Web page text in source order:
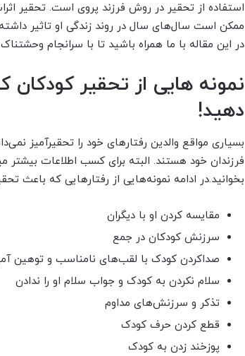
استفاده از تحقیر در روش فرزند پروی است. تحقیر
ممکن است سال‌های سال در روند زندگی او تاثیر
در این مقاله با ما همراه باشید تا با سرانجام
نمونه هایی از تحقیر کودکان
دهید!
بسیاری مواقع والدین رفتارهای خود را تحقیرآمیز
فرزندان خود هستند. البته برای کسب اطلاعات بیشتر
بخوانید.در ادامه نمونه‌هایی از رفتارهایی که باعث
مقایسه کردن او با دیگران
سرزنش کودکان در جمع
صداکردن کودک با لقب‌های نامناسب و توهین
سلام نکردن به کودک و جواب سلام او را ندادن
تذکر و سرزنش‌های مداوم
قطع کردن حرف کودک
پوزخند زدن به کودک